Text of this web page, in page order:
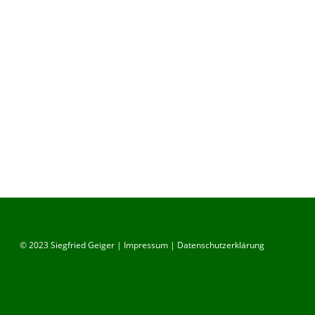
© 2023 Siegfried Geiger | Impressum | Datenschutzerklärung